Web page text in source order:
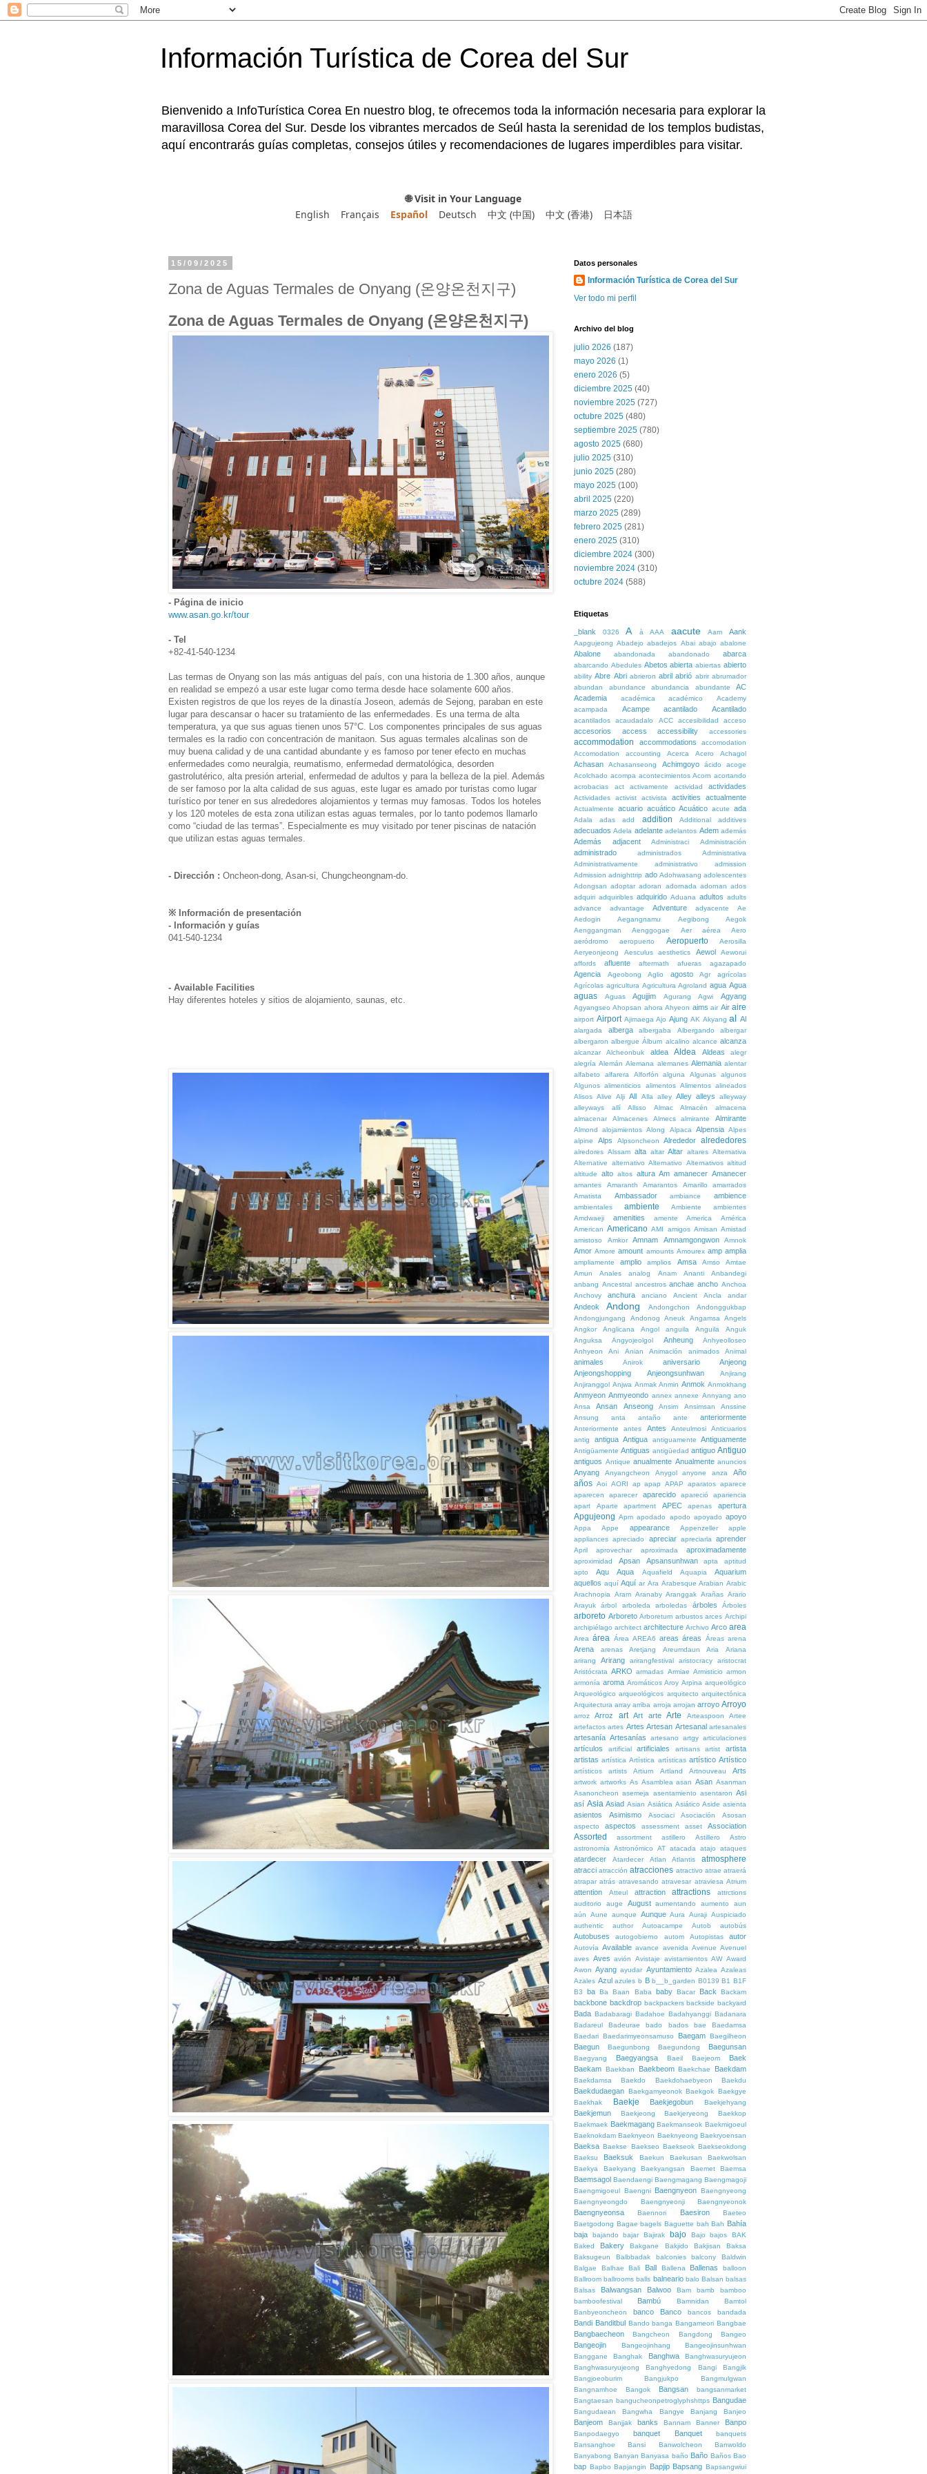
Información Turística de Corea del Sur
Bienvenido a InfoTurística Corea En nuestro blog, te ofrecemos toda la información necesaria para explorar la
maravillosa Corea del Sur. Desde los vibrantes mercados de Seúl hasta la serenidad de los templos budistas,
aquí encontrarás guías completas, consejos útiles y recomendaciones de lugares imperdibles para visitar.
🌐 Visit in Your Language
English
Français Español Deutsch 中文 (中国) 中文 (香港) 日本語
15/09/2025
Zona de Aguas Termales de Onyang (온양온천지구)
Zona de Aguas Termales de Onyang (온양온천지구)
- Página de inicio
www.asan.go.kr/tour
- Tel
+82-41-540-1234
Las termas de Onyang son las más antiguas del país, con una historia de 1.300 años, aunque
en realidad se empezó a usar este lugar como terma desde hace solamente 600 años.
Existen registros de que los reyes de la dinastía Joseon, además de Sejong, paraban en este
lugar para descansar o hacer su tratamiento de las enfermedades. Es una terma de alta
temperatura, ya que sus aguas tienen unos 57°C. Los componentes principales de sus aguas
termales es la radio con concentración de manitaon. Sus aguas termales alcalinas son de
muy buena calidad y de una cantidad abundante y es famoso por tener efecto en muchas
enfermedades como neuralgia, reumatismo, enfermedad dermatológica, desorden
gastrolutérico, alta presión arterial, enfermedad de adultos y para la belleza de la piel. Además
de ser famoso por la alta calidad de sus aguas, este lugar es amado por turistas como lugar
turístico por tener en sus alrededores alojamientos y termas muy famosas. Todos los hoteles
y los 120 moteles de esta zona utilizan estas aguas termales, por lo tanto podemos llamarlo
como “ciudad de las termas”. Especialmente es muy visitado por tener piscinas de natación
que utilizan estas aguas termales.
- Dirección : Oncheon-dong, Asan-si, Chungcheongnam-do.
※ Información de presentación
- Información y guías
041-540-1234
- Available Facilities
Hay diferentes hoteles y sitios de alojamiento, saunas, etc.
Datos personales
Información Turística de Corea del Sur
Ver todo mi perfil
Archivo del blog
julio 2026 (187)
mayo 2026 (1)
enero 2026 (5)
diciembre 2025 (40)
noviembre 2025 (727)
octubre 2025 (480)
septiembre 2025 (780)
agosto 2025 (680)
julio 2025 (310)
junio 2025 (280)
mayo 2025 (100)
abril 2025 (220)
marzo 2025 (289)
febrero 2025 (281)
enero 2025 (310)
diciembre 2024 (300)
noviembre 2024 (310)
octubre 2024 (588)
Etiquetas
_blank 0326 A à AAA aacute Aam Aank
Aapgujeong Abadejo abadejos Abai abajo abalone
Abalone abandonada abandonado abarca
abarcando Abedules Abetos abierta abiertas abierto
ability Abre Abri abrieron abril abrió abrir abrumador
abundan
abundance abundancia abundante
AC
Academia
académica académico
Academy
acampada
Acampe acantilado Acantilado
acantilados acaudadalo ACC accesibilidad acceso
accesorios access accessibility accessories
accommodation accommodations
accomodation
Accomodation
accounting Acerca Acero Achagol
Achasan Achasanseong Achimgoyo ácido
acoge
Acolchado acompa acontecimientos Acorn acortando
acrobacias
act activamente actividad actividades
Actividades activist activista activities actualmente
Actualmente acuario acuático Acuático acute ada
Adala adas add addition Additional additives
adecuados Adela adelante adelantos Adem además
Además adjacent Administraci Administración
administrado administrados
Administrativa
Administrativamente
administrativo
admission
Admission adnighttrip ado Adohwasang adolescentes
Adongsan adoptar adoran adornada adornan ados
adquiri adquiribles adquirido Aduana adultos adults
advance
advantage Adventure adyacente
Ae
Aedogin
Aegangnamu Aegibong
Aegok
Aenggangman
Aenggogae Aer aérea
Aero
aeródromo
aeropuerto Aeropuerto
Aerosilla
Aeryeonjeong
Aesculus aesthetics Aewol
Aeworui
affords
afluente aftermath afueras agazapado
Agencia Ageobong Aglio agosto Agr
agrícolas
Agrícolas agricultura Agricultura Agroland agua Agua
aguas Aguas Agujjim Agurang Agwi Agyang
Agyangseo Ahopsan ahora Ahyeon aims air Air aire
airport Airport Ajimaega Ajo Ajung AK Akyang al Al
alargada alberga albergaba Albergando
albergar
albergaron albergue Álbum alcalino alcance alcanza
alcanzar Alcheonbuk aldea Aldea Aldeas
alegr
alegría Alemán Alemana alemanes Alemania alentar
alfabeto
alfarera Alforfón alguna Algunas
algunos
Algunos alimenticios alimentos Alimentos alineados
Alisos Alive Alji All Alla alley Alley alleys
alleyway
alleyways
allí Allsso Almac Almacén
almacena
almacenar
Almacenes Almecs almirante Almirante
Almond alojamientos Along Alpaca Alpensia Alpes
alpine
Alps Alpsoncheon Alrededor alrededores
alredores Alssam alta altar Altar altares Alternativa
Alternative
alternativo Alternativo Alternativos altitud
altitude
alto altos altura Am amanecer Amanecer
amantes Amaranth Amarantos Amarillo
amarrados
Amatista
Ambassador ambiance ambience
ambientales ambiente Ambiente
ambientes
Amdwaeji
amenities amente America
América
American Americano AMI amigos Amisan Amistad
amistoso
Amkor Amnam Amnamgongwon Amnok
Amor Amore amount amounts Amourex amp amplia
ampliamente amplio amplios Amsa Amso
Amtae
Amun
Anales analog Anam Ananti
Anbandegi
anbang Ancestral ancestros anchae ancho Anchoa
Anchovy
anchura anciano Ancient Ancla andar
Andeok Andong Andongchon
Andonggukbap
Andongjungang
Andonog Aneuk Angamsa
Angels
Angkor
Anglicana Angol anguila Anguila
Anguk
Anguksa
Angyojeolgol Anheung
Anhyeolloseo
Anhyeon
Ani Anian Animación animados Animal
animales Anirok aniversario
Anjeong
Anjeongshopping
Anjeongsunhwan
Anjirang
Anjiranggol Anjwa Anmak Anmin Anmok Anmokhang
Anmyeon Anmyeondo annex annexe Annyang ano
Ansa
Ansan Anseong Ansim Ansimsan
Anssine
Ansung
anta antaño ante anteriormente
Anteriormente antes Antes Anteulmosi
Anticuarios
antig
antigua Antigua antiguamente Antiguamente
Antigüamente Antiguas antigüedad antiguo Antiguo
antiguos Antique anualmente Anualmente anuncios
Anyang Anyangcheon Anygol anyone anza Año
años Aoi AORI ap apap APAP aparatos aparece
aparecen
aparecer aparecido apareció
apariencia
apart
Aparte apartment APEC apenas apertura
Apgujeong Apm apodado apodo apoyado apoyo
Appa Appe appearance Appenzeller
apple
appliances apreciado apreciar apreciarla aprender
April aprovechar aproximada aproximadamente
aproximidad Apsan Apsansunhwan apta
aptitud
apto
Aqu Aqua Aquafield Aquapia
Aquarium
aquellos aquí Aquí ar Ara Arabesque Arabian Arabic
Arachnopia
Aram Aranaby Aranggak Arañas Arario
Arayuk
árbol arboleda arboledas árboles Árboles
arboreto Arboreto Arboretum arbustos arces Archipi
archipiélago architect architecture Archivo Arco area
Area área Área AREA6 areas áreas Áreas arena
Arena arenas Aretjang Areumdaun Aria
Ariana
arirang
Arirang arirangfestival aristocracy
aristocrat
Aristócrata ARKO armadas Armiae Armisticio armon
armonía aroma Aromáticos Aroy Arpina arqueológico
Arqueológico arqueológicos arquitecto arquitectónica
Arquitectura array arriba arroja arrojan arroyo Arroyo
arroz Arroz art Art arte Arte Arteaspoon
Artee
artefactos artes Artes Artesan Artesanal artesanales
artesanía Artesanías artesano artgy articulaciones
artículos artificial artificiales artisans artist
artista
artistas artística Artística artísticas artístico Artístico
artísticos artists Artium Artland Artnouveau Arts
artwork artworks As Asamblea asan Asan Asanman
Asanoncheon asemeja asentamiento asentaron Asi
así Asia Asiad Asian Asiática Asiático Aside asienta
asientos Asimismo Asociaci Asociación
Asosan
aspecto
aspectos assessment asset Association
Assorted assortment astillero Astillero
Astro
astronomía
Astronómico AT atacada atajo ataques
atardecer Atardecer Atlan Atlantis atmosphere
atracci atracción atracciones atractivo atrae atraerá
atrapar atrás atravesando atravesar atraviesa Atrium
attention Atteul attraction attractions
attrctions
auditorio
auge August aumentando aumento
aun
aún
Aune aunque Aunque Aura Auraji Auspiciado
authentic
author Autoacampe Autob autobús
Autobuses autogobierno autom Autopistas autor
Autovía Available avance avenida Avenue Avenuel
aves Aves avión Avistaje avistamientos AW Award
Awon Ayang ayudar Ayuntamiento Azalea Azaleas
Azales Azul azules b B b__b_garden B0139 B1 B1F
B3
ba Ba Baan Baba baby Bacar Back Backam
backbone backdrop backpackers backside backyard
Bada Badabaragi Badahoe Badahyanggi Badanara
Badareul
Badeurae bado bados bae
Baedamsa
Baedari Baedarimyeonsamuso Baegam Baegilheon
Baegun Baegunbong Baegundong Baegunsan
Baegyang Baegyangsa Baeil Baejeom
Baek
Baekam Baekban Baekbeom Baekchae Baekdam
Baekdamsa Baekdo Baekdohaebyeon Baekdu
Baekdudaegan Baekgamyeonok Baekgok Baekgye
Baekhak
Baekje Baekjegobun Baekjehyang
Baekjemun Baekjeong Baekjeryeong
Baekkop
Baekmaek Baekmagang Baekmanseok Baekmigoeul
Baeknokdam Baeknyeon Baeknyeong Baekryoensan
Baeksa Baekse Baekseo Baekseok Baekseokdong
Baeksu
Baeksuk Baekun Baekusan
Baekwolsan
Baekya
Baekyang Baekyangsan Baemet Baemsa
Baemsagol Baendaengi Baengmagang Baengmagoji
Baengmigoeul Baengni Baengnyeon Baengnyeong
Baengnyeongdo
Baengnyeonji Baengnyeonok
Baengnyeonsa Baennori Baesiron
Baeteo
Baetgodong Bagae bagels Baguette bah Bah Bahía
baja
bajando bajar Bajirak bajo Bajo bajos
BAK
Baked
Bakery Bakgane Bakjido Bakjisan
Baksa
Baksugeun
Balbbadak balconies balcony
Baldwin
Balgae
Balhae Bali Ball Ballena Ballenas
balloon
Ballroom ballrooms balls balneario balo Balsan balsas
Balsas
Balwangsan Balwoo Bam bamb
bamboo
bamboofestival
Bambú Bamnidan
Bamtol
Banbyeoncheon
banco Banco bancos bandada
Bandi Banditbul Bando banga Bangameori Bangbae
Bangbaecheon Bangcheon Bangdong Bangeo
Bangeojin Bangeojinhang
Bangeojinsunhwan
Banggane
Banghak Banghwa
Banghwasuryujeon
Banghwasuryujeong
Banghyedong Bangi
Bangjik
Bangjoeoburim
Bangjukpo
Bangmulgwan
Bangnamhoe
Bangok Bangsan
bangsanmarket
Bangtaesan bangucheonpetroglyphshttps Bangudae
Bangudaean Bangwha Bangye Banjang Banjeo
Banjeom Banjjak banks Bannam Banner Banpo
Banpodaegyo banquet Banquet
banquets
Bansanghoe
Bansi Banwolcheon
Banwoldo
Banyabong Banyan Banyasa baño Baño Baños Bao
bap Bapbo Bapjangin Bapjip Bapsang Bapsangwiui